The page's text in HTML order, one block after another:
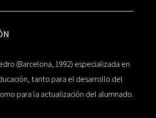
(Barcelona, 1992) especializada en
tanto para el desarrollo del
para la actualización del alumnado.